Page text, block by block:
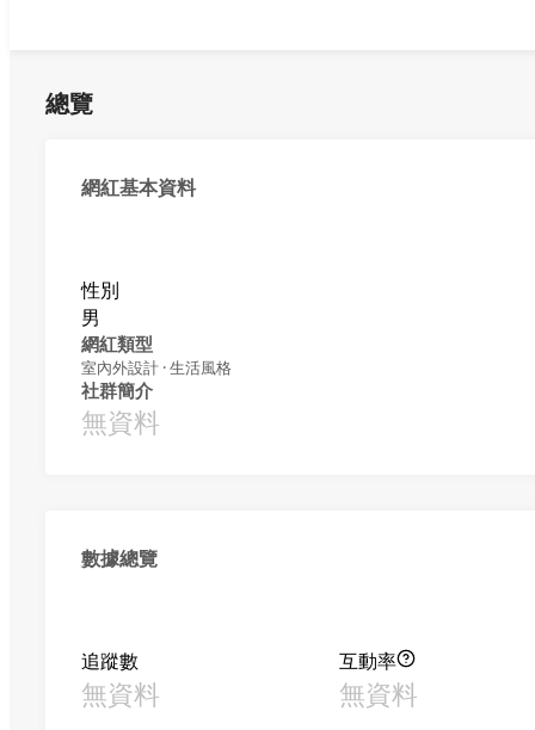
總覽
網紅基本資料
性別
男
網紅類型
室內外設計 · 生活風格
社群簡介
無資料
數據總覽
追蹤數
無資料
互動率
無資料